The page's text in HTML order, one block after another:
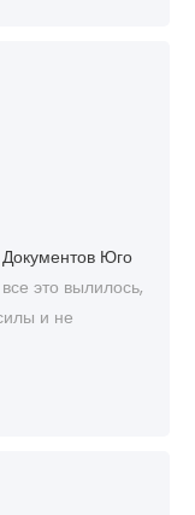
Юго
это вылилось,
и не